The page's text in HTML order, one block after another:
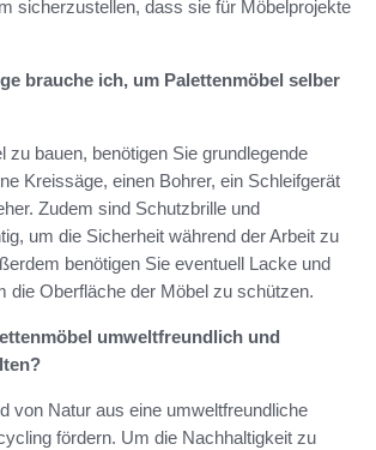
sicherzustellen, dass sie für Möbelprojekte
brauche ich, um Palettenmöbel selber
zu bauen, benötigen Sie grundlegende
Kreissäge, einen Bohrer, ein Schleifgerät
Zudem sind Schutzbrille und
um die Sicherheit während der Arbeit zu
benötigen Sie eventuell Lacke und
die Oberfläche der Möbel zu schützen.
umweltfreundlich und
von Natur aus eine umweltfreundliche
fördern. Um die Nachhaltigkeit zu